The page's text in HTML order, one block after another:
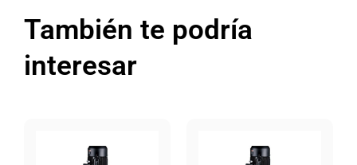
También te podría
interesar